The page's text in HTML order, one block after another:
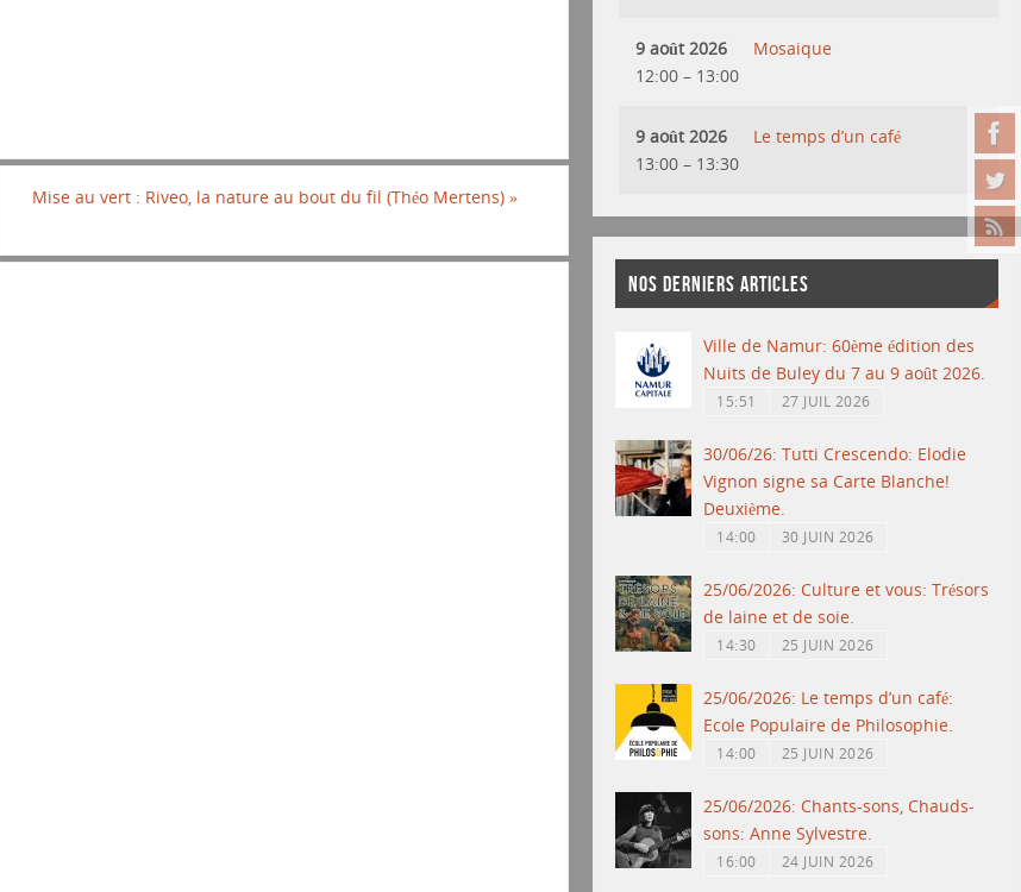
Mise au vert : Riveo, la nature au bout du fil (Théo Mertens) »
9 août 2026
12:00 – 13:00
Mosaique
9 août 2026
13:00 – 13:30
Le temps d’un café
NOS DERNIERS ARTICLES
Ville de Namur: 60ème édition des
Nuits de Buley du 7 au 9 août 2026.
15:51 27 JUIL 2026
30/06/26: Tutti Crescendo: Elodie
Vignon signe sa Carte Blanche!
Deuxième.
14:00 30 JUIN 2026
25/06/2026: Culture et vous: Trésors
de laine et de soie.
14:30 25 JUIN 2026
25/06/2026: Le temps d’un café:
Ecole Populaire de Philosophie.
14:00 25 JUIN 2026
25/06/2026: Chants-sons, Chauds-
sons: Anne Sylvestre.
16:00 24 JUIN 2026